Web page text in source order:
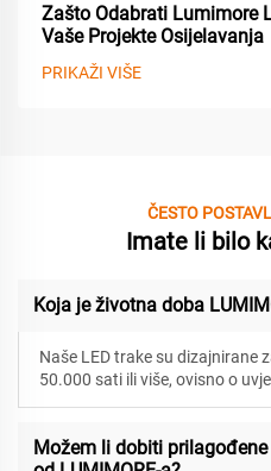
Zašto Odabrati Lumimore
Vaše Projekte Osijelavanja
PRIKAŽI VIŠE
ČESTO
Imate li bilo
Koja je životna doba
Naše LED trake su dizajnirane
50.000 sati ili više, ovisno o
Možem li dobiti